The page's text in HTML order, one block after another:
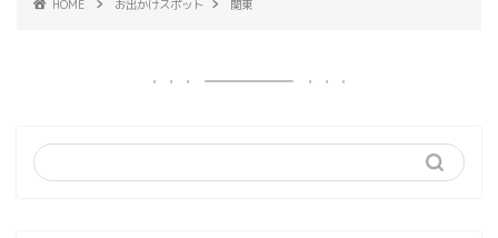
HOME お出かけスポット 関東